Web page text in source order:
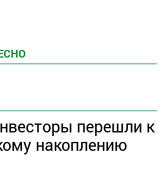
перешли к
накоплению